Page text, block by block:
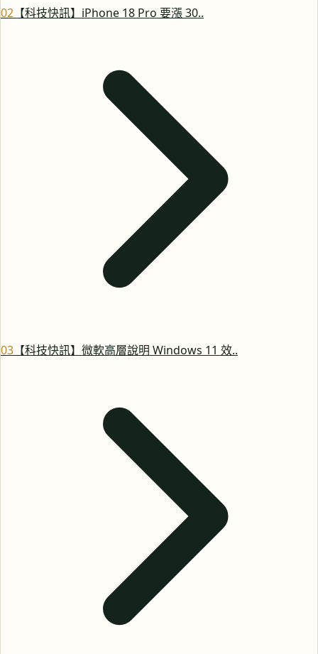
02 【科技快訊】iPhone 18 Pro 要漲 30..
03 【科技快訊】微軟高層說明 Windows 11 效..